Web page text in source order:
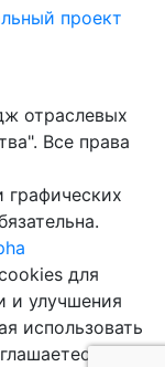
проект
отраслевых
Все права
графических
для
и улучшения
использовать
с